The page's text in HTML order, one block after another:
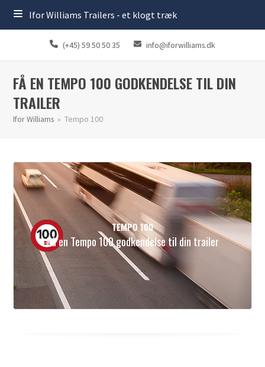
Ifor Williams Trailers - et klogt træk
(+45) 59 50 50 35 info@iforwilliams.dk
FÅ EN TEMPO 100 GODKENDELSE TIL DIN
TRAILER
Ifor Williams » Tempo 100
TEMPO 100
Få en Tempo 100 godkendelse til din trailer